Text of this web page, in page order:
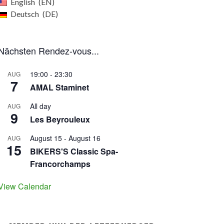
Deutsch
DE
Rendez-vous...
AUG
7
19:00 - 23:30
AMAL Staminet
AUG
9
All day
Les Beyrouleux
AUG
15
August 15 - August 16
BIKERS'S Classic Spa-
Francorchamps
Calendar